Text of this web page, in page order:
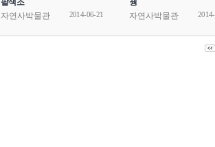
팔색조
자연사박물관
2014-06-21
꿩
자연사박물관